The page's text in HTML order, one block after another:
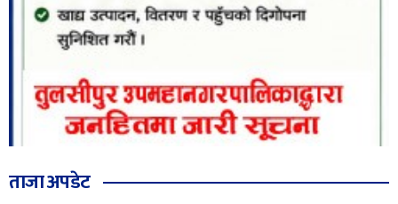
ताजा अपडेट